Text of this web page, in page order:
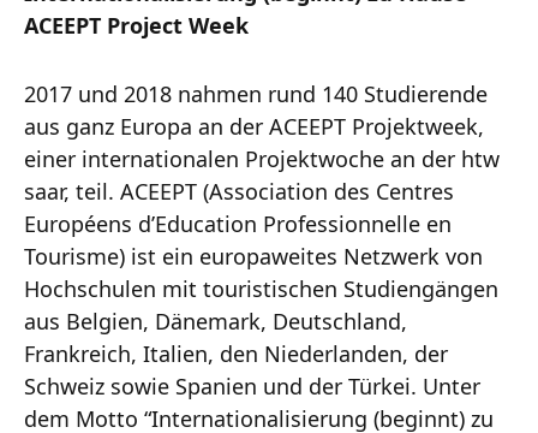
ACEEPT Project Week
2017 und 2018 nahmen rund 140 Studierende
aus ganz Europa an der ACEEPT Projektweek,
einer internationalen Projektwoche an der htw
saar, teil. ACEEPT (Association des Centres
Européens d’Education Professionnelle en
Tourisme) ist ein europaweites Netzwerk von
Hochschulen mit touristischen Studiengängen
aus Belgien, Dänemark, Deutschland,
Frankreich, Italien, den Niederlanden, der
Schweiz sowie Spanien und der Türkei. Unter
dem Motto “Internationalisierung (beginnt) zu